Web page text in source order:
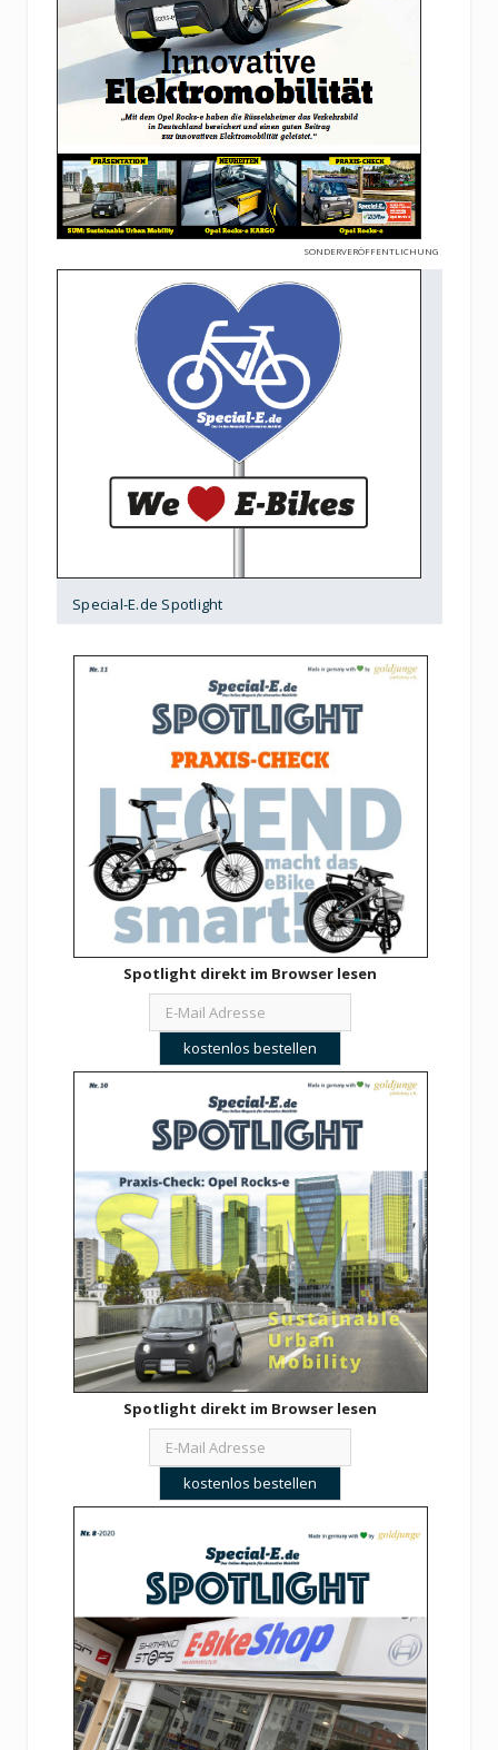
SONDERVERÖFFENTLICHUNG
Special-E.de Spotlight
Spotlight direkt im Browser lesen
Spotlight direkt im Browser lesen